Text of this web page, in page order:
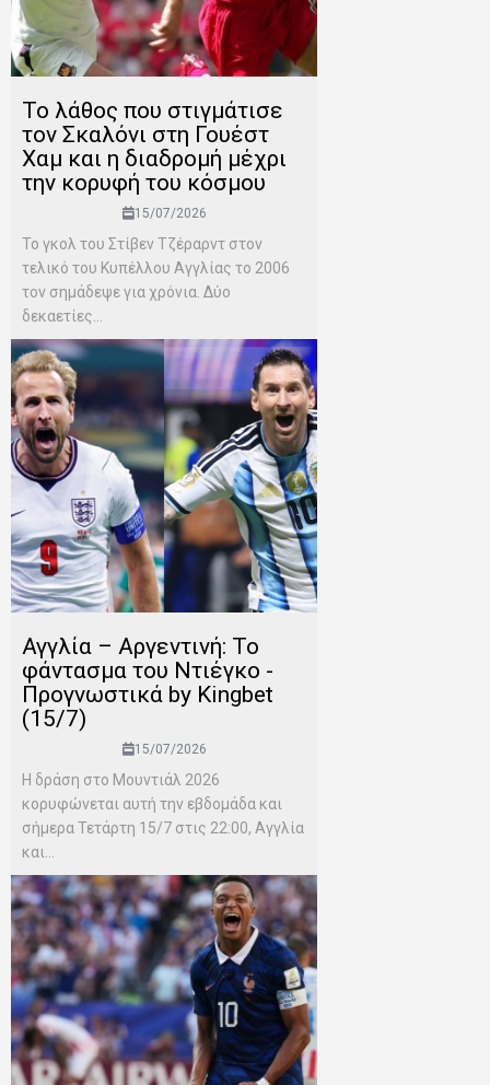
Το λάθος που στιγμάτισε
τον Σκαλόνι στη Γουέστ
Χαμ και η διαδρομή μέχρι
την κορυφή του κόσμου
15/07/2026
Το γκολ του Στίβεν Τζέραρντ στον
τελικό του Κυπέλλου Αγγλίας το 2006
τον σημάδεψε για χρόνια. Δύο
δεκαετίες...
Αγγλία – Αργεντινή: Το
φάντασμα του Ντιέγκο -
Προγνωστικά by Kingbet
(15/7)
15/07/2026
Η δράση στο Μουντιάλ 2026
κορυφώνεται αυτή την εβδομάδα και
σήμερα Τετάρτη 15/7 στις 22:00, Αγγλία
και...